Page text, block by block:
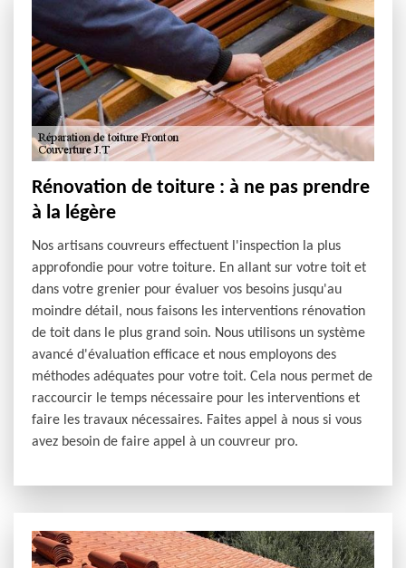
Rénovation de toiture : à ne pas prendre
à la légère
Nos artisans couvreurs effectuent l'inspection la plus
approfondie pour votre toiture. En allant sur votre toit et
dans votre grenier pour évaluer vos besoins jusqu'au
moindre détail, nous faisons les interventions rénovation
de toit dans le plus grand soin. Nous utilisons un système
avancé d'évaluation efficace et nous employons des
méthodes adéquates pour votre toit. Cela nous permet de
raccourcir le temps nécessaire pour les interventions et
faire les travaux nécessaires. Faites appel à nous si vous
avez besoin de faire appel à un couvreur pro.